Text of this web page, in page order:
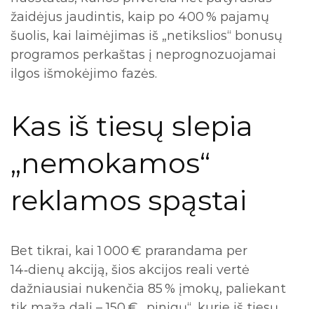
žaidėjus jaudintis, kaip po 400 % pajamų
šuolis, kai laimėjimas iš „netikslios“ bonusų
programos perkaštas į neprognozuojamai
ilgos išmokėjimo fazės.
Kas iš tiesų slepia
„nemokamos“
reklamos spąstai
Bet tikrai, kai 1 000 € prarandama per
14‑dienų akciją, šios akcijos reali vertė
dažniausiai nukenčia 85 % įmokų, paliekant